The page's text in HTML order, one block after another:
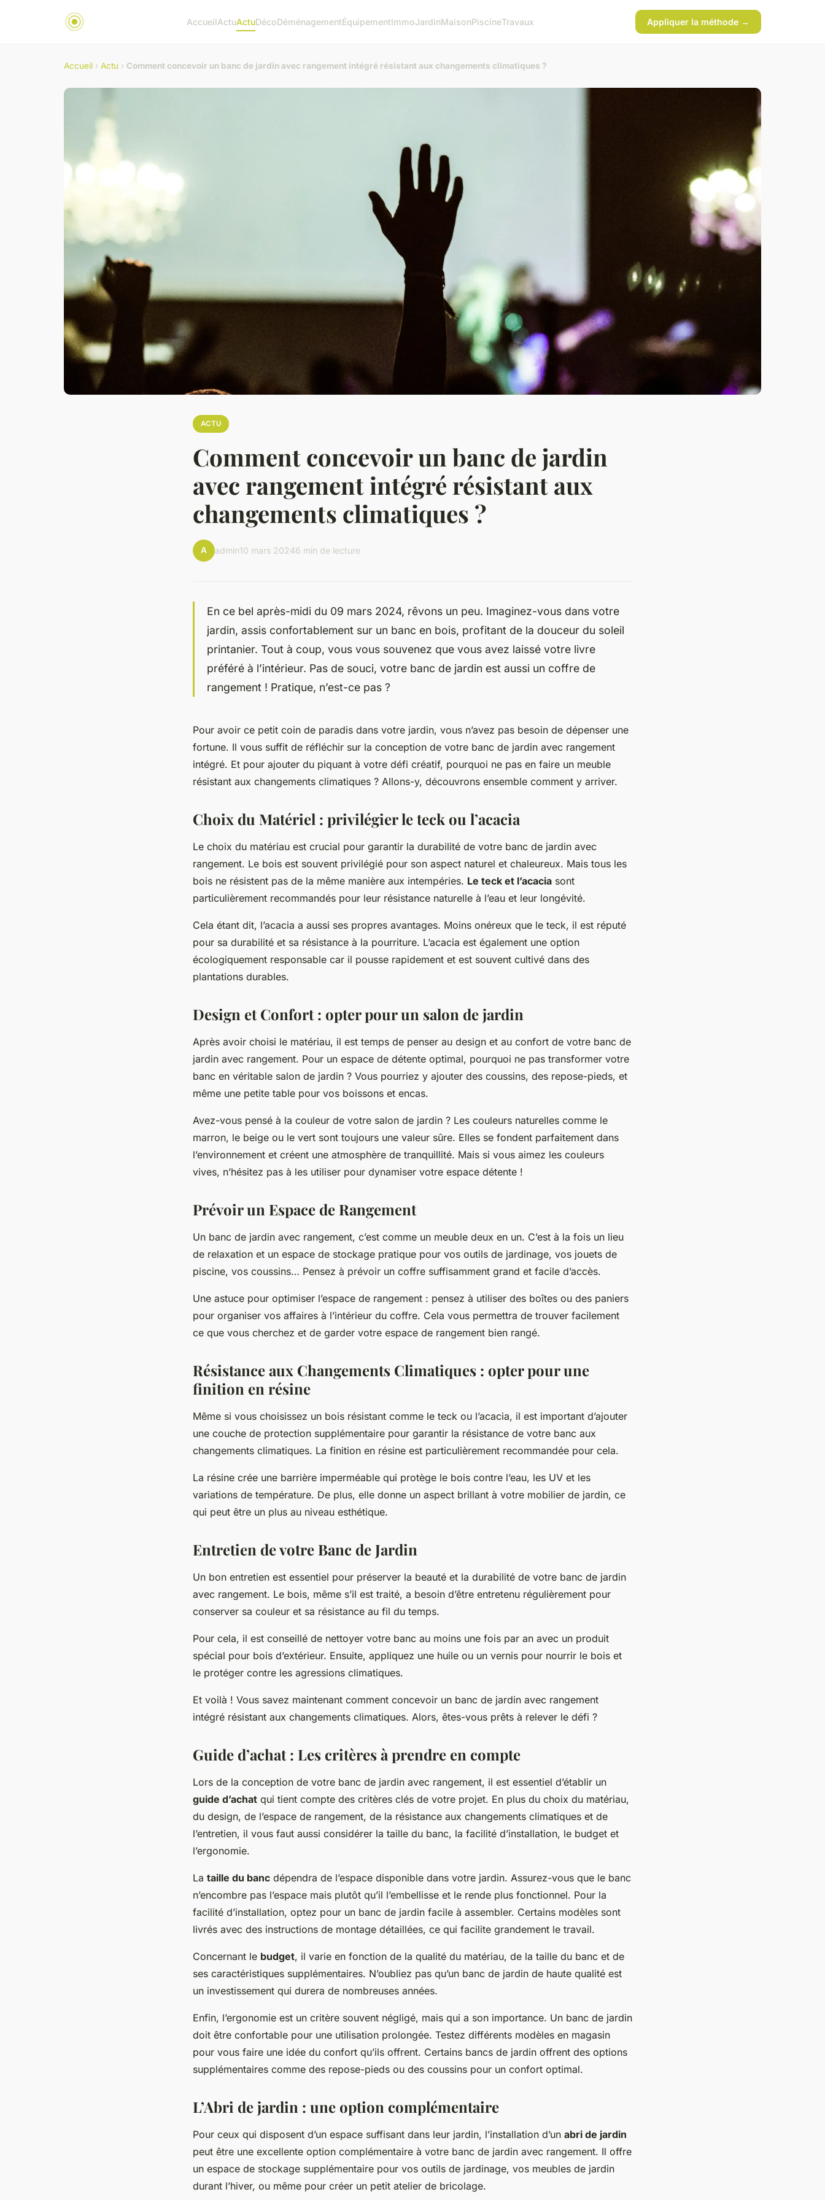
AccueilActuActuDécoDéménagementÉquipementImmoJardinMaisonPiscineTravaux Appliquer la méthode →
Accueil › Actu › Comment concevoir un banc de jardin avec rangement intégré résistant aux changements climatiques ?
ACTU
Comment concevoir un banc de jardin
avec rangement intégré résistant aux
changements climatiques ?
A admin10 mars 20246 min de lecture
En ce bel après-midi du 09 mars 2024, rêvons un peu. Imaginez-vous dans votre
jardin, assis confortablement sur un banc en bois, profitant de la douceur du soleil
printanier. Tout à coup, vous vous souvenez que vous avez laissé votre livre
préféré à l’intérieur. Pas de souci, votre banc de jardin est aussi un coffre de
rangement ! Pratique, n’est-ce pas ?
Pour avoir ce petit coin de paradis dans votre jardin, vous n’avez pas besoin de dépenser une
fortune. Il vous suffit de réfléchir sur la conception de votre banc de jardin avec rangement
intégré. Et pour ajouter du piquant à votre défi créatif, pourquoi ne pas en faire un meuble
résistant aux changements climatiques ? Allons-y, découvrons ensemble comment y arriver.
Choix du Matériel : privilégier le teck ou l’acacia
Le choix du matériau est crucial pour garantir la durabilité de votre banc de jardin avec
rangement. Le bois est souvent privilégié pour son aspect naturel et chaleureux. Mais tous les
bois ne résistent pas de la même manière aux intempéries. Le teck et l’acacia sont
particulièrement recommandés pour leur résistance naturelle à l’eau et leur longévité.
Cela étant dit, l’acacia a aussi ses propres avantages. Moins onéreux que le teck, il est réputé
pour sa durabilité et sa résistance à la pourriture. L’acacia est également une option
écologiquement responsable car il pousse rapidement et est souvent cultivé dans des
plantations durables.
Design et Confort : opter pour un salon de jardin
Après avoir choisi le matériau, il est temps de penser au design et au confort de votre banc de
jardin avec rangement. Pour un espace de détente optimal, pourquoi ne pas transformer votre
banc en véritable salon de jardin ? Vous pourriez y ajouter des coussins, des repose-pieds, et
même une petite table pour vos boissons et encas.
Avez-vous pensé à la couleur de votre salon de jardin ? Les couleurs naturelles comme le
marron, le beige ou le vert sont toujours une valeur sûre. Elles se fondent parfaitement dans
l’environnement et créent une atmosphère de tranquillité. Mais si vous aimez les couleurs
vives, n’hésitez pas à les utiliser pour dynamiser votre espace détente !
Prévoir un Espace de Rangement
Un banc de jardin avec rangement, c’est comme un meuble deux en un. C’est à la fois un lieu
de relaxation et un espace de stockage pratique pour vos outils de jardinage, vos jouets de
piscine, vos coussins… Pensez à prévoir un coffre suffisamment grand et facile d’accès.
Une astuce pour optimiser l’espace de rangement : pensez à utiliser des boîtes ou des paniers
pour organiser vos affaires à l’intérieur du coffre. Cela vous permettra de trouver facilement
ce que vous cherchez et de garder votre espace de rangement bien rangé.
Résistance aux Changements Climatiques : opter pour une
finition en résine
Même si vous choisissez un bois résistant comme le teck ou l’acacia, il est important d’ajouter
une couche de protection supplémentaire pour garantir la résistance de votre banc aux
changements climatiques. La finition en résine est particulièrement recommandée pour cela.
La résine crée une barrière imperméable qui protège le bois contre l’eau, les UV et les
variations de température. De plus, elle donne un aspect brillant à votre mobilier de jardin, ce
qui peut être un plus au niveau esthétique.
Entretien de votre Banc de Jardin
Un bon entretien est essentiel pour préserver la beauté et la durabilité de votre banc de jardin
avec rangement. Le bois, même s’il est traité, a besoin d’être entretenu régulièrement pour
conserver sa couleur et sa résistance au fil du temps.
Pour cela, il est conseillé de nettoyer votre banc au moins une fois par an avec un produit
spécial pour bois d’extérieur. Ensuite, appliquez une huile ou un vernis pour nourrir le bois et
le protéger contre les agressions climatiques.
Et voilà ! Vous savez maintenant comment concevoir un banc de jardin avec rangement
intégré résistant aux changements climatiques. Alors, êtes-vous prêts à relever le défi ?
Guide d’achat : Les critères à prendre en compte
Lors de la conception de votre banc de jardin avec rangement, il est essentiel d’établir un
guide d’achat qui tient compte des critères clés de votre projet. En plus du choix du matériau,
du design, de l’espace de rangement, de la résistance aux changements climatiques et de
l’entretien, il vous faut aussi considérer la taille du banc, la facilité d’installation, le budget et
l’ergonomie.
La taille du banc dépendra de l’espace disponible dans votre jardin. Assurez-vous que le banc
n’encombre pas l’espace mais plutôt qu’il l’embellisse et le rende plus fonctionnel. Pour la
facilité d’installation, optez pour un banc de jardin facile à assembler. Certains modèles sont
livrés avec des instructions de montage détaillées, ce qui facilite grandement le travail.
Concernant le budget, il varie en fonction de la qualité du matériau, de la taille du banc et de
ses caractéristiques supplémentaires. N’oubliez pas qu’un banc de jardin de haute qualité est
un investissement qui durera de nombreuses années.
Enfin, l’ergonomie est un critère souvent négligé, mais qui a son importance. Un banc de jardin
doit être confortable pour une utilisation prolongée. Testez différents modèles en magasin
pour vous faire une idée du confort qu’ils offrent. Certains bancs de jardin offrent des options
supplémentaires comme des repose-pieds ou des coussins pour un confort optimal.
L’Abri de jardin : une option complémentaire
Pour ceux qui disposent d’un espace suffisant dans leur jardin, l’installation d’un abri de jardin
peut être une excellente option complémentaire à votre banc de jardin avec rangement. Il offre
un espace de stockage supplémentaire pour vos outils de jardinage, vos meubles de jardin
durant l’hiver, ou même pour créer un petit atelier de bricolage.